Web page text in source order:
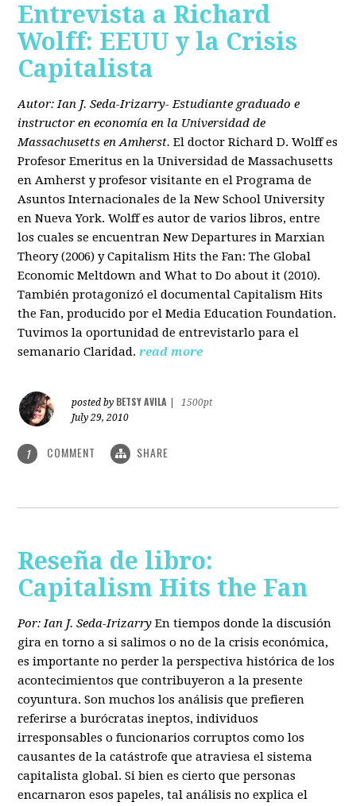
Entrevista a Richard
Wolff: EEUU y la Crisis
Capitalista
Autor: Ian J. Seda-Irizarry- Estudiante graduado e
instructor en economía en la Universidad de
Massachusetts en Amherst. El doctor Richard D. Wolff es
Profesor Emeritus en la Universidad de Massachusetts
en Amherst y profesor visitante en el Programa de
Asuntos Internacionales de la New School University
en Nueva York. Wolff es autor de varios libros, entre
los cuales se encuentran New Departures in Marxian
Theory (2006) y Capitalism Hits the Fan: The Global
Economic Meltdown and What to Do about it (2010).
También protagonizó el documental Capitalism Hits
the Fan, producido por el Media Education Foundation.
Tuvimos la oportunidad de entrevistarlo para el
semanario Claridad. read more
posted by BETSY AVILA
1500pt
July 29, 2010
1 COMMENT SHARE
Reseña de libro:
Capitalism Hits the Fan
Por: Ian J. Seda-Irizarry En tiempos donde la discusión
gira en torno a si salimos o no de la crisis económica,
es importante no perder la perspectiva histórica de los
acontecimientos que contribuyeron a la presente
coyuntura. Son muchos los análisis que prefieren
referirse a burócratas ineptos, individuos
irresponsables o funcionarios corruptos como los
causantes de la catástrofe que atraviesa el sistema
capitalista global. Si bien es cierto que personas
encarnaron esos papeles, tal análisis no explica el